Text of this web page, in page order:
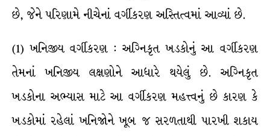
છે, જેને પરિણામે નીચેનાં વર્ગીકરણ અસ્તિત્વમાં આવ્યાં છે.
(1) ખનિજીય વર્ગીકરણ : અગ્નિકૃત ખડકોનું આ વર્ગીકરણ
તેમનાં ખનિજીય લક્ષણોને આધારે થયેલું છે. અગ્નિકૃત
ખડકોના અભ્યાસ માટે આ વર્ગીકરણ મહત્ત્વનું છે કારણ કે
ખડકોમાં રહેલાં ખનિજોને ખૂબ જ સરળતાથી પારખી શકાય